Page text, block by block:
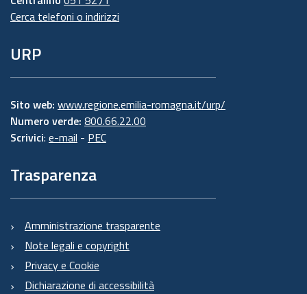
Cerca telefoni o indirizzi
URP
Sito web: www.regione.emilia-romagna.it/urp/
Numero verde: 800.66.22.00
Scrivici: e-mail - PEC
Trasparenza
Amministrazione trasparente
Note legali e copyright
Privacy e Cookie
Dichiarazione di accessibilità